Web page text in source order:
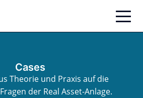
Cases
Theorie und Praxis auf die
der Real Asset-Anlage.